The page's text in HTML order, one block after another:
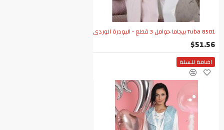
Tuba 8501 بيجاما حوامل 3 قطع - البودرة الوردي
$51.56
اضافة للسلة